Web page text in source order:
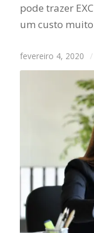
pode trazer
um custo
fevereiro 4, 2020 /